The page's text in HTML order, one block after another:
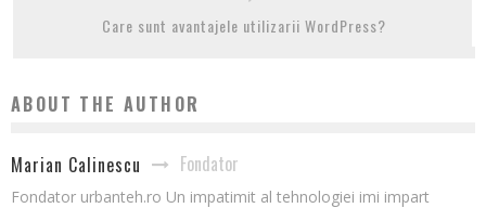
Care sunt avantajele utilizarii WordPress?
ABOUT THE AUTHOR
Marian Calinescu Fondator
Fondator urbanteh.ro Un impatimit al tehnologiei imi impart